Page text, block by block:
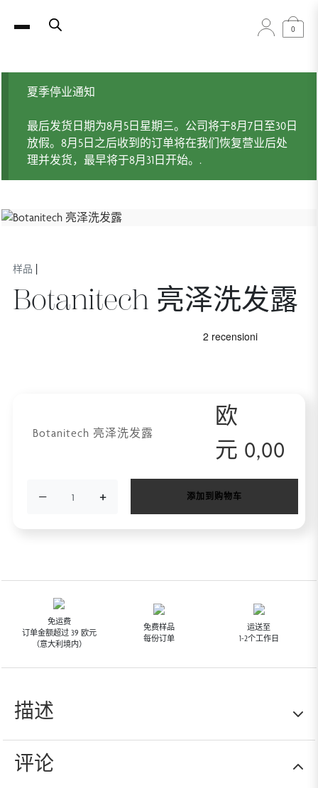
0
夏季停业通知
最后发货日期为8月5日星期三。公司将于8月7日至30日
放假。8月5日之后收到的订单将在我们恢复营业后处
理并发货，最早将于8月31日开始。.
样品
Botanitech 亮泽洗发露
Botanitech 亮泽洗发露
欧
元 0,00
− + 添加到购物车
免运费
订单金额超过 39 欧元
（意大利境内）
免费样品
每份订单
运送至
1-2个工作日
描述
评论